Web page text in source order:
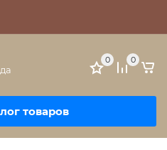
товаров
0 0